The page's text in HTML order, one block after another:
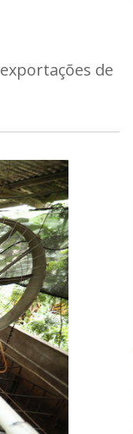
de